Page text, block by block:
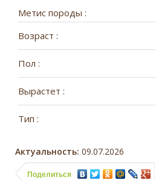
Метис породы :
Возраст :
Пол :
Вырастет :
Тип :
Актуальность: 09.07.2026
Поделиться